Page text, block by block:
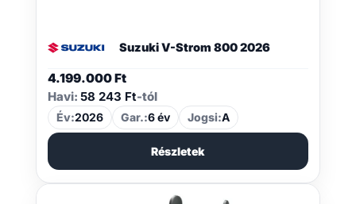
Suzuki V-Strom 800 2026
4.199.000Ft
Havi: 58 243 Ft-tól
Év:2026 Gar.:6 év Jogsi:A
Részletek